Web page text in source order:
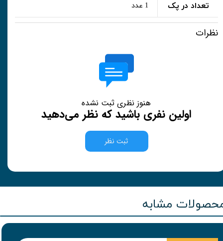
تعداد در پک 1 عدد
نظرات
هنوز نظری ثبت نشده
اولین نفری باشید که نظر می‌دهید
ثبت نظر
مشابه